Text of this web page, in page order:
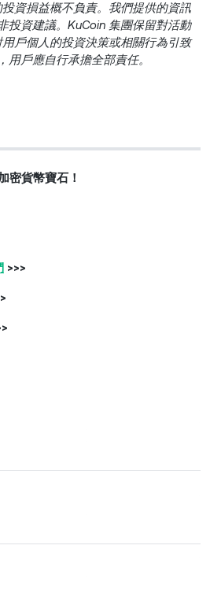
資損益概不負責。我們提供的資訊
投資建議。KuCoin 集團保留對活動
戶個人的投資決策或相關行為引致
用戶應自行承擔全部責任。
密貨幣寶石！
>>>